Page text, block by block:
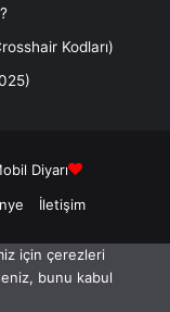
Kodları)
Diyarı
İletişim
için çerezleri
bunu kabul